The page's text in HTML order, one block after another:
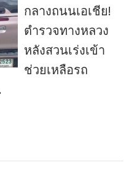
กลางถนนเอเชีย!
ตำรวจทางหลวง
หลังสวนเร่งเข้า
ช่วยเหลือรถ